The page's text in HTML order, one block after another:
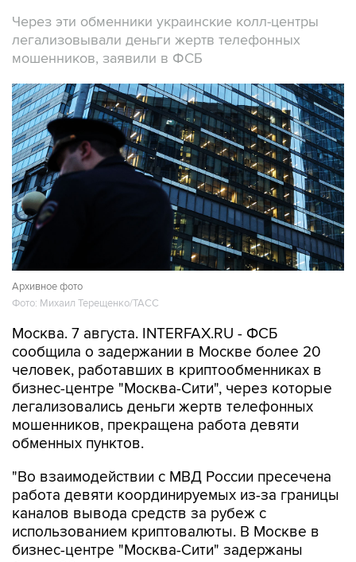
Через эти обменники украинские колл-центры
легализовывали деньги жертв телефонных
мошенников, заявили в ФСБ
Архивное фото
Фото: Михаил Терещенко/ТАСС
Москва. 7 августа. INTERFAX.RU - ФСБ
сообщила о задержании в Москве более 20
человек, работавших в криптообменниках в
бизнес-центре "Москва-Сити", через которые
легализовались деньги жертв телефонных
мошенников, прекращена работа девяти
обменных пунктов.
"Во взаимодействии с МВД России пресечена
работа девяти координируемых из-за границы
каналов вывода средств за рубеж с
использованием криптовалюты. В Москве в
бизнес-центре "Москва-Сити" задержаны